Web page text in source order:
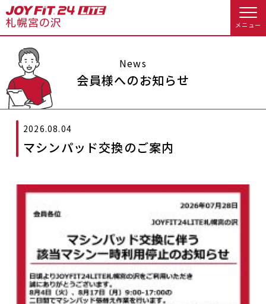
メニュー
店舗トップ
会員の方へトップ
会員様へのお知らせ
予約する 休会お手続き
オプション料金 アクセス
店舗情報・サービス よくあるご質問
店舗へのお問い合わせ
入会のお手続きをする
入会するトップ
Appで入会手続き料金・サービス等詳しく見る
入会を悩まれている方へトップ
キャンペーン 料金のご案内
JOYFIT総合トップ JOYFIT
JOYFIT24 JOYFIT YOGA
News
会員様へのお知らせ
2026.08.04
マシンパッド交換のご案内